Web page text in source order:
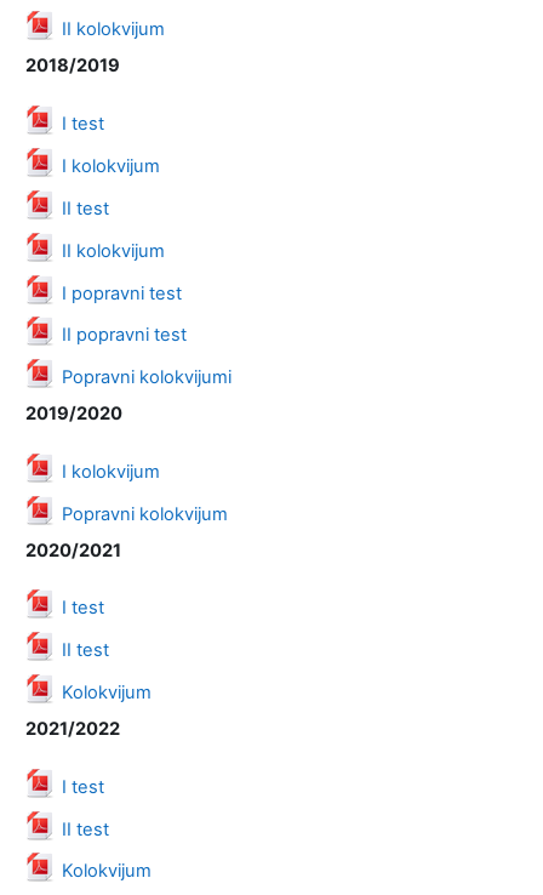
II kolokvijum
Datoteka
2018/2019
I test
Datoteka
I kolokvijum
Datoteka
II test
Datoteka
II kolokvijum
Datoteka
I popravni test
Datoteka
II popravni test
Datoteka
Popravni kolokvijumi
Datoteka
2019/2020
I kolokvijum
Datoteka
Popravni kolokvijum
Datoteka
2020/2021
I test
Datoteka
II test
Datoteka
Kolokvijum
Datoteka
2021/2022
I test
Datoteka
II test
Datoteka
Kolokvijum
Datoteka